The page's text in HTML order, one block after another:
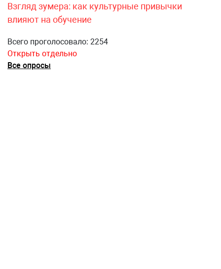
Взгляд зумера: как культурные привычки
влияют на обучение
Всего проголосовало: 2254
Открыть отдельно
Все опросы